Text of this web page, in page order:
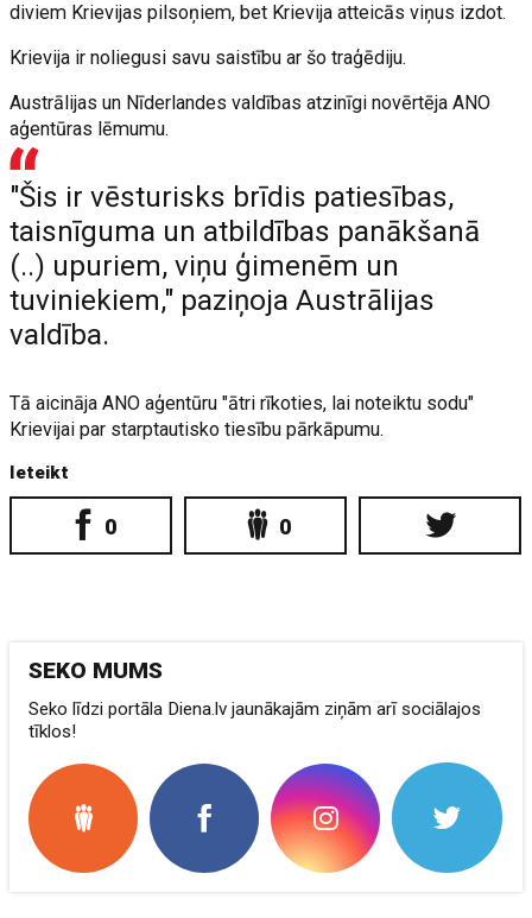
diviem Krievijas pilsoņiem, bet Krievija atteicās viņus izdot.
Krievija ir noliegusi savu saistību ar šo traģēdiju.
Austrālijas un Nīderlandes valdības atzinīgi novērtēja ANO
aģentūras lēmumu.
"Šis ir vēsturisks brīdis patiesības,
taisnīguma un atbildības panākšanā
(..) upuriem, viņu ģimenēm un
tuviniekiem," paziņoja Austrālijas
valdība.
Tā aicināja ANO aģentūru "ātri rīkoties, lai noteiktu sodu"
Krievijai par starptautisko tiesību pārkāpumu.
Ieteikt
0 0
SEKO MUMS
Seko līdzi portāla Diena.lv jaunākajām ziņām arī sociālajos
tīklos!